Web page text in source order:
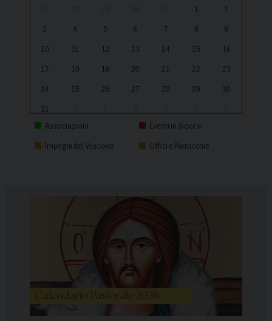
1 2
3 4 5 6 7 8 9
10 11 12 13 14 15 16
17 18 19 20 21 22 23
24 25 26 27 28 29 30
31
Associazioni
Eventi in diocesi
Impegni del Vescovo Uffici e Parrocchie